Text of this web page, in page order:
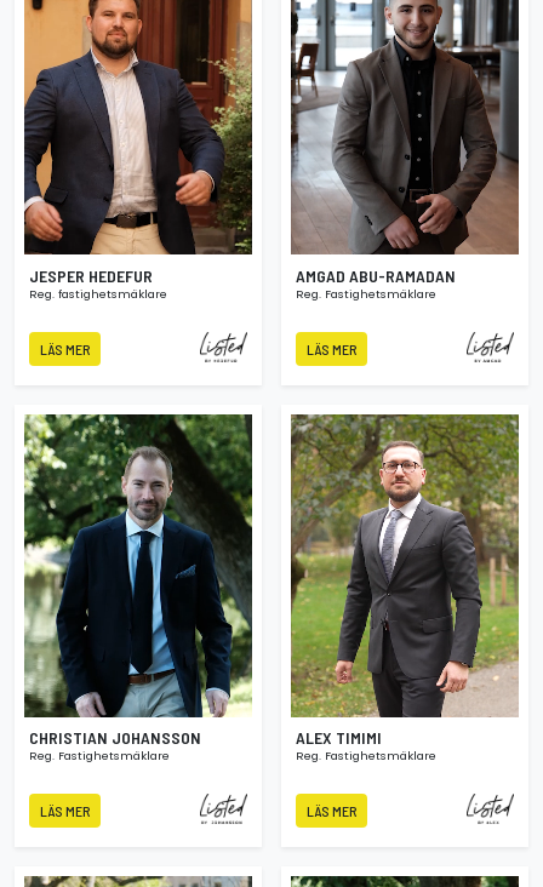
JESPER HEDEFUR
Reg. fastighetsmäklare
LÄS MER
AMGAD ABU-RAMADAN
Reg. Fastighetsmäklare
LÄS MER
CHRISTIAN JOHANSSON
Reg. Fastighetsmäklare
LÄS MER
ALEX TIMIMI
Reg. Fastighetsmäklare
LÄS MER